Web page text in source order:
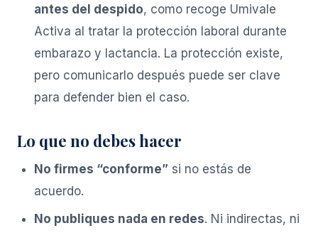
antes del despido, como recoge Umivale
Activa al tratar la protección laboral durante
embarazo y lactancia. La protección existe,
pero comunicarlo después puede ser clave
para defender bien el caso.
Lo que no debes hacer
No firmes “conforme” si no estás de
acuerdo.
No publiques nada en redes. Ni indirectas, ni